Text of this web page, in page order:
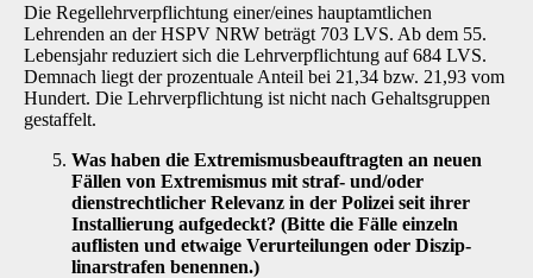
Die Regellehrverpflichtung einer/eines hauptamtlichen
Lehrenden an der HSPV NRW beträgt 703 LVS. Ab dem 55.
Lebensjahr reduziert sich die Lehrverpflichtung auf 684 LVS.
Demnach liegt der prozentuale Anteil bei 21,34 bzw. 21,93 vom
Hundert. Die Lehrverpflichtung ist nicht nach Gehaltsgruppen
gestaffelt.
Was haben die Extremismusbeauftragten an neuen
Fällen von Extremismus mit straf- und/oder
dienstrechtlicher Relevanz in der Polizei seit ihrer
Installierung auf­gedeckt? (Bitte die Fälle einzeln
auflisten und etwaige Verurteilungen oder Diszip­
linarstrafen benennen.)